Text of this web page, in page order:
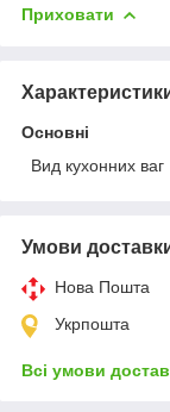
Приховати
Основні
Вид кухонних ваг
Умови
Нова Пошта
Укрпошта
Всі умови